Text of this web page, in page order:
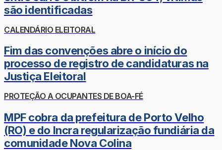
são identificadas
CALENDÁRIO ELEITORAL
Fim das convenções abre o início do
processo de registro de candidaturas na
Justiça Eleitoral
PROTEÇÃO A OCUPANTES DE BOA-FÉ
MPF cobra da prefeitura de Porto Velho
(RO) e do Incra regularização fundiária da
comunidade Nova Colina